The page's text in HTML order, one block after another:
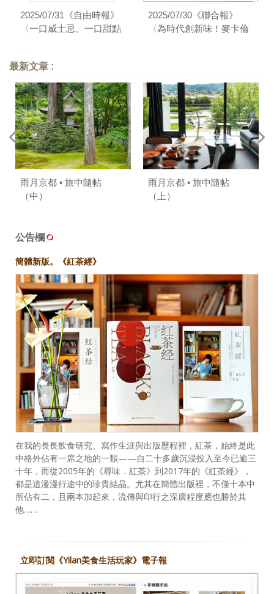
2025/07/31《自由時報》
〈一口威士忌、一口甜點
驗〉
2025/07/30《聯合報》
〈為時代創新味！麥卡倫
最新文章 :
雨月京都 • 旅中隨帖
（中）
雨月京都 • 旅中隨帖
（上）
公告欄
簡體新版。《紅茶經》
在我的長長飲食研究、寫作生涯與出版歷程裡，紅茶，始終是此
中格外佔有一席之地的一類——自二十多歲沉浸投入至今已逾三
十年，而從2005年的《尋味．紅茶》到2017年的《紅茶經》，
都是這漫漫行途中的珍貴結晶。尤其在簡體出版裡，不僅十本中
所佔有二，且兩本加起來，流傳與印行之深廣程度應也勝於其
他……
立即訂閱《Yilan美食生活玩家》電子報